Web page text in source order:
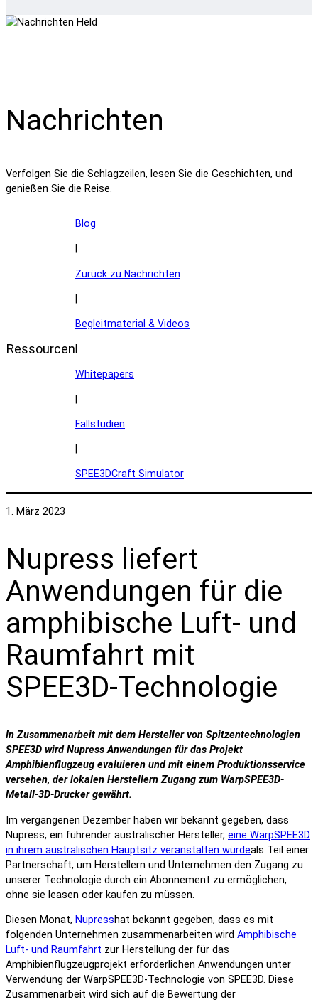
Nachrichten
Verfolgen Sie die Schlagzeilen, lesen Sie die Geschichten, und
genießen Sie die Reise.
Ressourcen
Blog
Zurück zu Nachrichten
Begleitmaterial & Videos
Whitepapers
Fallstudien
SPEE3DCraft Simulator
1. März 2023
Nupress liefert
Anwendungen für die
amphibische Luft- und
Raumfahrt mit
SPEE3D-Technologie
In Zusammenarbeit mit dem Hersteller von Spitzentechnologien
SPEE3D wird Nupress Anwendungen für das Projekt
Amphibienflugzeug evaluieren und mit einem Produktionsservice
versehen, der lokalen Herstellern Zugang zum WarpSPEE3D-
Metall-3D-Drucker gewährt.
Im vergangenen Dezember haben wir bekannt gegeben, dass
Nupress, ein führender australischer Hersteller, eine WarpSPEE3D
in ihrem australischen Hauptsitz veranstalten würdeals Teil einer
Partnerschaft, um Herstellern und Unternehmen den Zugang zu
unserer Technologie durch ein Abonnement zu ermöglichen,
ohne sie leasen oder kaufen zu müssen.
Diesen Monat, Nupresshat bekannt gegeben, dass es mit
folgenden Unternehmen zusammenarbeiten wird Amphibische
Luft- und Raumfahrt zur Herstellung der für das
Amphibienflugzeugprojekt erforderlichen Anwendungen unter
Verwendung der WarpSPEE3D-Technologie von SPEE3D. Diese
Zusammenarbeit wird sich auf die Bewertung der